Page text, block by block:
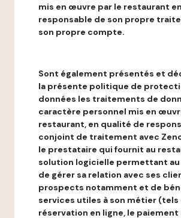
mis en œuvre par le restaurant
responsable de son propre
son propre compte.
Sont également présentés et
la présente politique de
données les traitements de
caractère personnel mis en
restaurant, en qualité de
conjoint de traitement avec
le prestataire qui fournit au
solution logicielle permettant
de gérer sa relation avec ses
prospects notamment et de
services utiles à son métier (tels
réservation en ligne, le paiement